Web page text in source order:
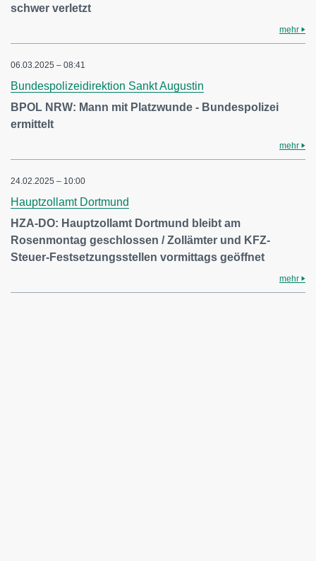
schwer verletzt
mehr
06.03.2025 – 08:41
Bundespolizeidirektion Sankt Augustin
BPOL NRW: Mann mit Platzwunde - Bundespolizei
ermittelt
mehr
24.02.2025 – 10:00
Hauptzollamt Dortmund
HZA-DO: Hauptzollamt Dortmund bleibt am
Rosenmontag geschlossen / Zollämter und KFZ-
Steuer-Festsetzungsstellen vormittags geöffnet
mehr